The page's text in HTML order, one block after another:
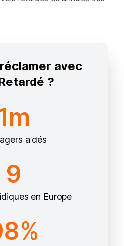
avec
?
aidés
9
en Europe